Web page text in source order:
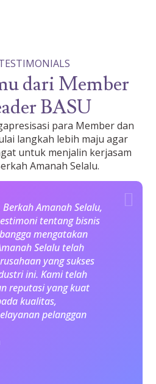
dari Member
BASU
para Member dan
langkah lebih maju agar
untuk menjalin kerjasam
Amanah Selalu.
Amanah Selalu,
tentang bisnis
mengatakan
Selalu telah
yang sukses
ini. Kami telah
reputasi yang kuat
kualitas,
pelanggan